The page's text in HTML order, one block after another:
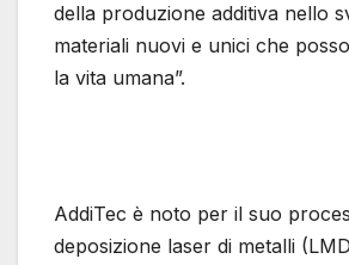
della produzione additiva nello
materiali nuovi e unici che
la vita umana”.
AddiTec è noto per il suo
deposizione laser di metalli